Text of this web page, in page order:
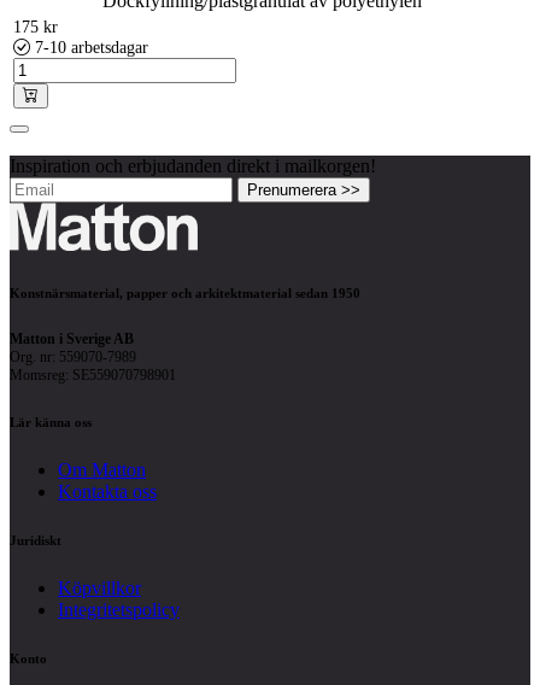
175 kr
7-10 arbetsdagar
Inspiration och erbjudanden direkt i mailkorgen!
Prenumerera >>
Konstnärsmaterial, papper och arkitektmaterial sedan 1950
Matton i Sverige AB
Org. nr: 559070-7989
Momsreg: SE559070798901
Lär känna oss
Om Matton
Kontakta oss
Juridiskt
Köpvillkor
Integritetspolicy
Konto